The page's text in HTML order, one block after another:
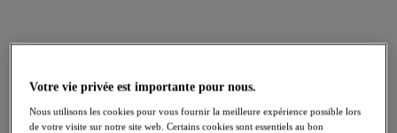
Votre vie privée est importante pour nous.
Nous utilisons les cookies pour vous fournir la meilleure expérience possible lors
de votre visite sur notre site web. Certains cookies sont essentiels au bon